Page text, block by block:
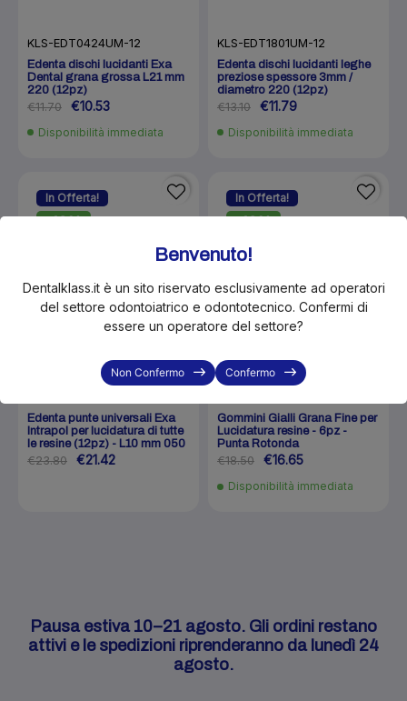
KLS-EDT0424UM-12
Edenta dischi lucidanti Exa
Dental grana grossa L21 mm
220 (12pz)
€11.70 €10.53
Disponibilità immediata
KLS-EDT1801UM-12
Edenta dischi lucidanti leghe
preziose spessore 3mm /
diametro 220 (12pz)
€13.10 €11.79
Disponibilità immediata
In Offerta!
-10%
Edenta punte universali Exa
Intrapol per lucidatura di tutte
le resine (12pz) - L10 mm 050
€23.80 €21.42
In Offerta!
-10%
Gommini Gialli Grana Fine per
Lucidatura resine - 6pz -
Punta Rotonda
€18.50 €16.65
Disponibilità immediata
Pausa estiva 10–21 agosto. Gli ordini restano
attivi e le spedizioni riprenderanno da lunedì 24
agosto.
Benvenuto!
Dentalklass.it è un sito riservato esclusivamente ad operatori
del settore odontoiatrico e odontotecnico. Confermi di
essere un operatore del settore?
Non Confermo Confermo